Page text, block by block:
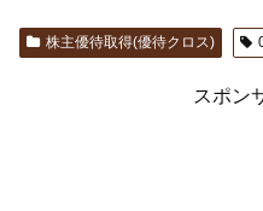
株主優待取得(優待クロス)
スポン